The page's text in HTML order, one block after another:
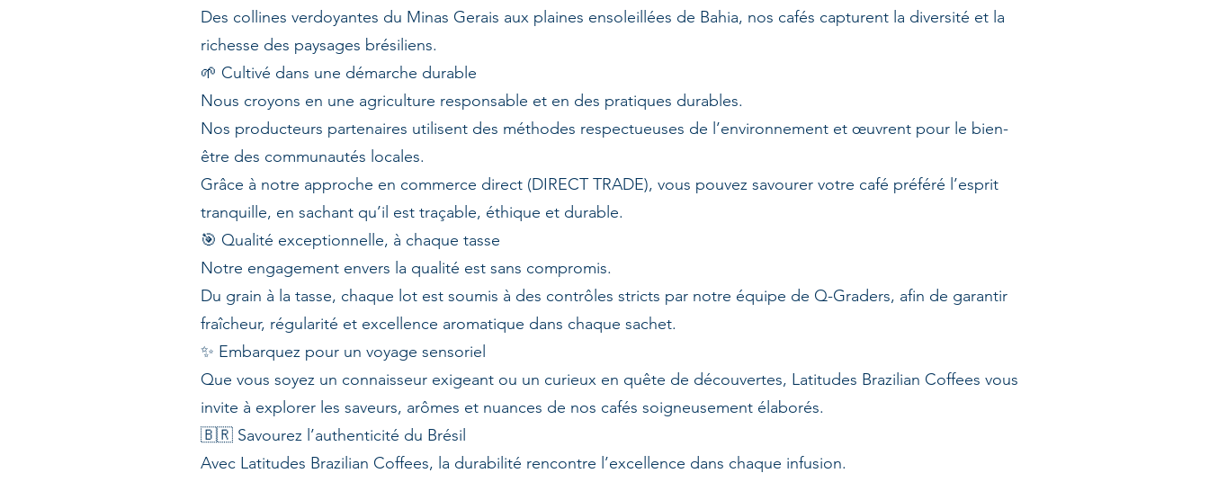
Des collines verdoyantes du Minas Gerais aux plaines ensoleillées de Bahia, nos cafés capturent la diversité et la
richesse des paysages brésiliens.
🌱 Cultivé dans une démarche durable
Nous croyons en une agriculture responsable et en des pratiques durables.
Nos producteurs partenaires utilisent des méthodes respectueuses de l’environnement et œuvrent pour le bien-
être des communautés locales.
Grâce à notre approche en commerce direct (DIRECT TRADE), vous pouvez savourer votre café préféré l’esprit
tranquille, en sachant qu’il est traçable, éthique et durable.
🎯 Qualité exceptionnelle, à chaque tasse
Notre engagement envers la qualité est sans compromis.
Du grain à la tasse, chaque lot est soumis à des contrôles stricts par notre équipe de Q-Graders, afin de garantir
fraîcheur, régularité et excellence aromatique dans chaque sachet.
✨ Embarquez pour un voyage sensoriel
Que vous soyez un connaisseur exigeant ou un curieux en quête de découvertes, Latitudes Brazilian Coffees vous
invite à explorer les saveurs, arômes et nuances de nos cafés soigneusement élaborés.
🇧🇷 Savourez l’authenticité du Brésil
Avec Latitudes Brazilian Coffees, la durabilité rencontre l’excellence dans chaque infusion.